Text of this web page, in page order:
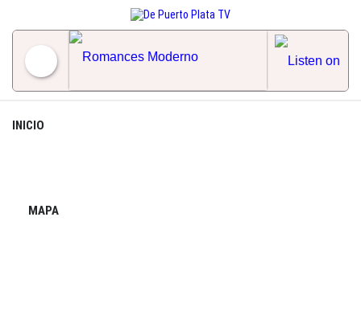
content
INICIO
MAPA